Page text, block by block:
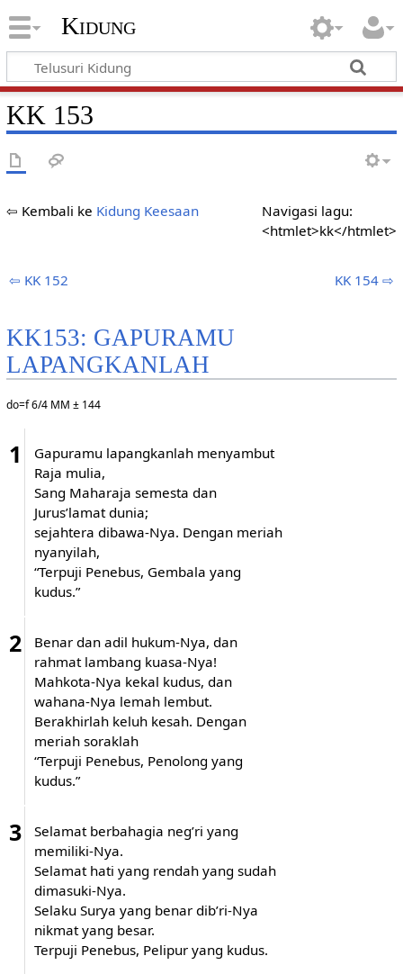
Kidung
KK 153
Navigasi lagu:
<htmlet>kk</htmlet>
⇦ Kembali ke Kidung Keesaan
⇦ KK 152 KK 154 ⇨
KK153: GAPURAMU
LAPANGKANLAH
do=f 6/4 MM ± 144
1
Gapuramu lapangkanlah menyambut
Raja mulia,
Sang Maharaja semesta dan
Jurus’lamat dunia;
sejahtera dibawa-Nya. Dengan meriah
nyanyilah,
“Terpuji Penebus, Gembala yang
kudus.”
2
Benar dan adil hukum-Nya, dan
rahmat lambang kuasa-Nya!
Mahkota-Nya kekal kudus, dan
wahana-Nya lemah lembut.
Berakhirlah keluh kesah. Dengan
meriah soraklah
“Terpuji Penebus, Penolong yang
kudus.”
3
Selamat berbahagia neg’ri yang
memiliki-Nya.
Selamat hati yang rendah yang sudah
dimasuki-Nya.
Selaku Surya yang benar dib’ri-Nya
nikmat yang besar.
Terpuji Penebus, Pelipur yang kudus.